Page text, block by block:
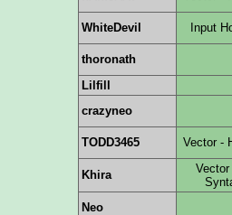
WhiteDevil Input
thoronath
Lilfill
crazyneo
TODD3465 Vector -
Khira
Vector
Neo